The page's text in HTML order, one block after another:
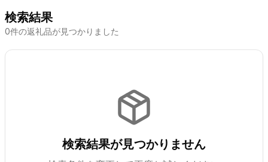
検索結果
0件の返礼品が見つかりました
検索結果が見つかりません